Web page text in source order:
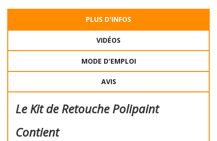
PLUS D'INFOS
VIDÉOS
MODE D'EMPLOI
AVIS
Le Kit de Retouche Polipaint
Contient